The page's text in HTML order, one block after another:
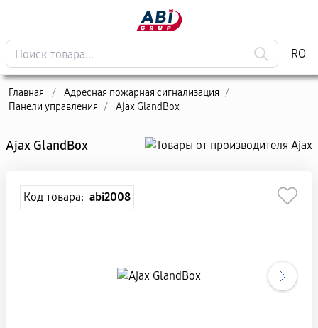
RO
Главная / Адресная пожарная сигнализация /
Панели управления / Ajax GlandBox
Ajax GlandBox
Код товара: abi2008